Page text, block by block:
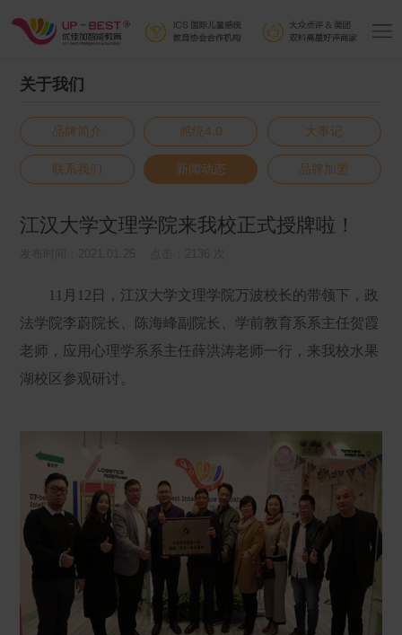
关于我们
品牌简介 感统4.0 大事记
联系我们 新闻动态 品牌加盟
江汉大学文理学院来我校正式授牌啦！
11月12日，江汉大学文理学院万波校长的带领下，政
法学院李蔚院长、陈海峰副院长、学前教育系系主任贺霞
老师，应用心理学系系主任薛洪涛老师一行，来我校水果
湖校区参观研讨。